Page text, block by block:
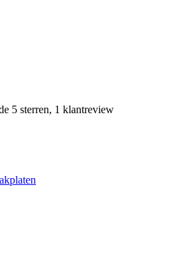
5 sterren, 1 klantreview